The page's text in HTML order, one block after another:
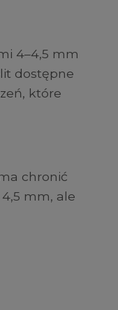
4–4,5 mm
dostępne
które
chronić
mm, ale